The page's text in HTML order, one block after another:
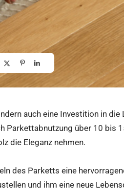
auch eine Investition in die
über 10 bis
die Eleganz nehmen.
des Parketts eine
und ihm eine neue